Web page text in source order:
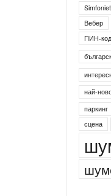
Вебер
ПИН-код
най-
паркинг
сцена